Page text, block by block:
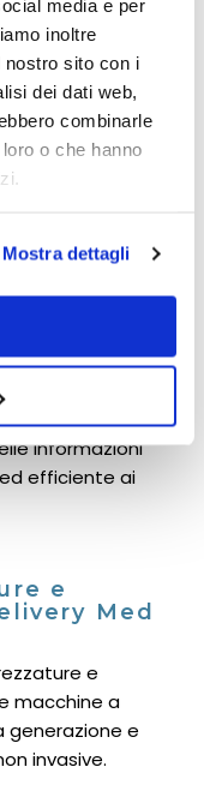
media e per
inoltre
sito con i
dei dati web,
combinarle
o che hanno
Mostra dettagli
parte
da
Med
avanzate
informazioni
efficiente ai
e
Med
e
macchine a
generazione e
invasive.